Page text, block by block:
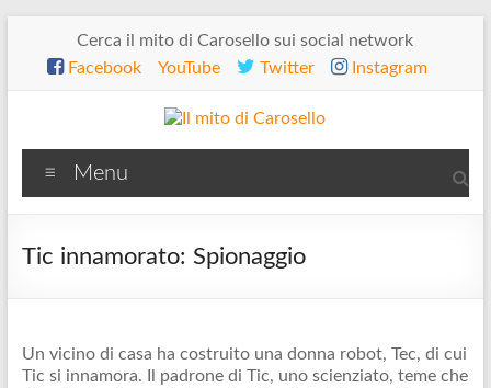
contenuto
Cerca il mito di Carosello sui social network
Facebook
YouTube Twitter Instagram
Il
mito
di
Menu
Tic innamorato: Spionaggio
Un vicino di casa ha costruito una donna robot, Tec, di cui
Tic si innamora. Il padrone di Tic, uno scienziato, teme che